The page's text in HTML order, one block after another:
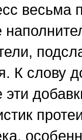
весьма
К слову
эти